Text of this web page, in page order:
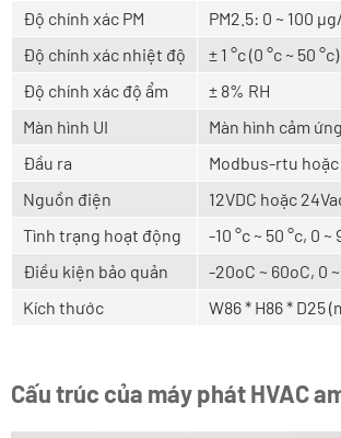
Độ chính xác PM
PM2.5: 0 ~ 100
Độ chính xác nhiệt độ
± 1 °c (0 °c ~ 50 °c)
Độ chính xác độ ẩm
± 8% RH
Màn hình UI
Màn hình cảm ứng
Đầu ra
Modbus-rtu
Nguồn điện
12VDC hoặc
Tình trạng hoạt động
-10 °c ~ 50 °c, 0
Điều kiện bảo quản
-20oC ~ 60oC, 0
Kích thước
W86 * H86 * D25
Cấu trúc của máy phát HVAC